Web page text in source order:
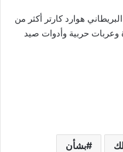
هوارد كارتر أكثر من
حربية وأدوات صيد
بشأن